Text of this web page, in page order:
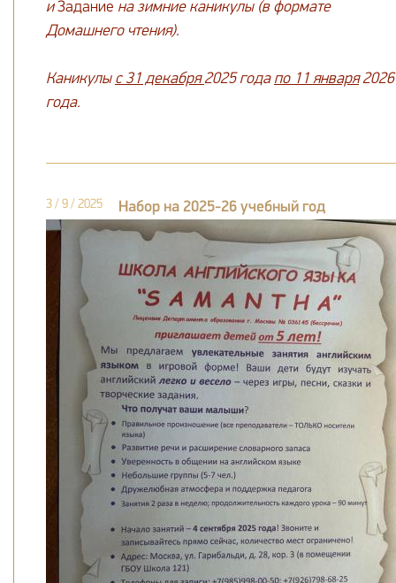
иЗадание на зимние каникулы (в формате
Домашнего чтения).
Каникулы с 31 декабря2025 года по 11 января2026
года.
3 / 9 / 2025 Набор на 2025-26 учебный год